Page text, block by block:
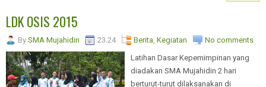
LDK OSIS 2015
By SMA Mujahidin 23.24 Berita Kegiatan
No comments
Latihan Dasar Kepemimpinan yang
diadakan SMA Mujahidin 2 hari
berturut-turut dilaksanakan di